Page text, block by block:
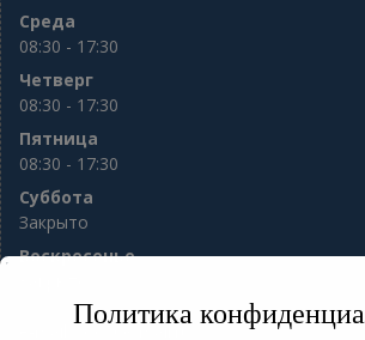
Среда
08:30 - 17:30
Четверг
08:30 - 17:30
Пятница
08:30 - 17:30
Суббота
Закрыто
Воскресенье
e-mail:sod56@mail.ru
Политика